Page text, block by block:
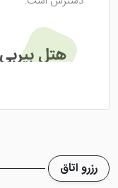
هتل
آسایش باشند.
رزرو اتاق